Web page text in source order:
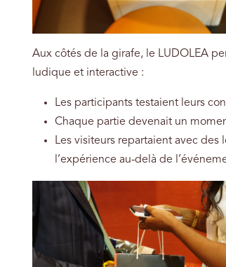
Aux côtés de la girafe, le LUDOLEA
ludique et interactive :
Les participants testaient leurs
Chaque partie devenait un
Les visiteurs repartaient avec
l’expérience au-delà de